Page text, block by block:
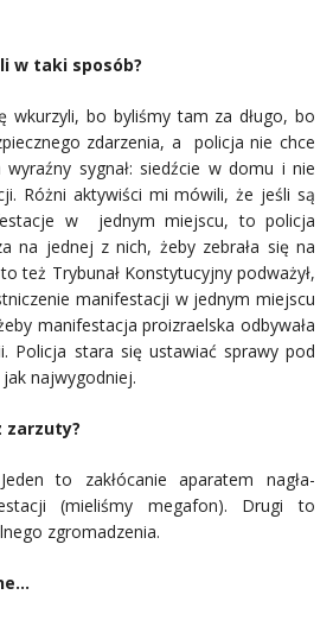
w taki sposób?
wkurzyli, bo byliśmy tam za długo, bo
zdarzenia, a policja nie chce
wyraźny sygnał: siedźcie w domu i nie
Różni aktywiści mi mówili, że jeśli są
w jednym miejscu, to policja
na jednej z nich, żeby zebrała się na
też Trybunał Konstytucyjny podważył,
manifestacji w jednym miejscu
manifestacja proizraelska odbywała
Policja stara się ustawiać sprawy pod
najwygodniej.
zarzuty?
to zakłócanie aparatem nagła-
(mieliśmy megafon). Drugi to
zgromadzenia.